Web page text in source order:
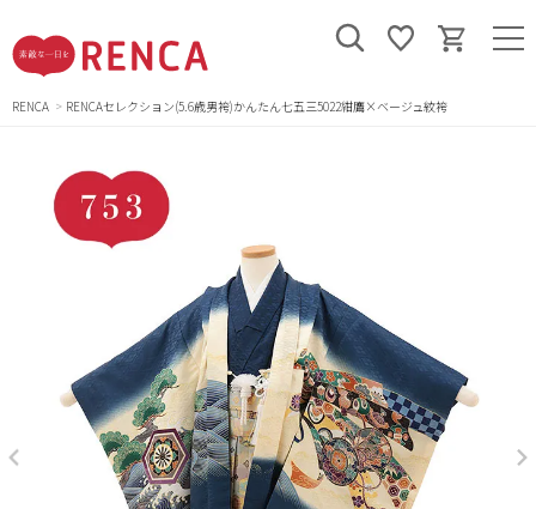
RENCA RENCAセレクション(5.6歳男袴)かんたん七五三5022紺鷹×ベージュ紋袴